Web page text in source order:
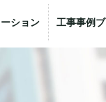
ション 工事事例